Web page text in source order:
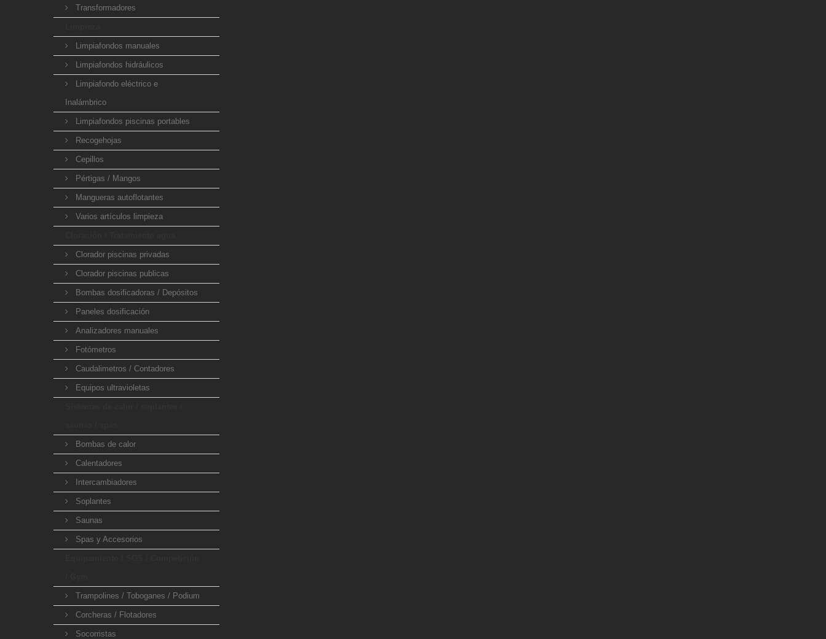
Transformadores
Limpiafondos manuales
Limpiafondos hidráulicos
Limpiafondo eléctrico e
Inalámbrico
Limpiafondos piscinas portables
Recogehojas
Cepillos
Pértigas / Mangos
Mangueras autoflotantes
Varios artículos limpieza
Clorador piscinas privadas
Clorador piscinas publicas
Bombas dosificadoras / Depósitos
Paneles dosificación
Analizadores manuales
Fotómetros
Caudalimetros / Contadores
Equipos ultravioletas
Bombas de calor
Calentadores
Intercambiadores
Soplantes
Saunas
Spas y Accesorios
Trampolines / Toboganes / Podium
Corcheras / Flotadores
Socorristas